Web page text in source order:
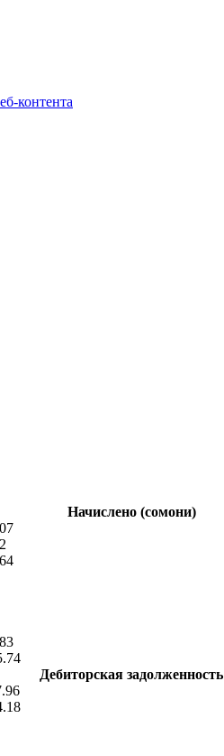
контента
Начислено (сомони)
Дебиторская задолженность